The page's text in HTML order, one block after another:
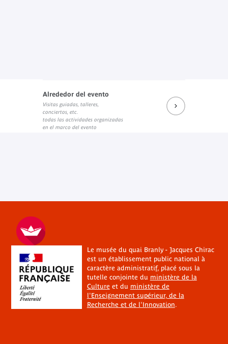
Alrededor del evento
Visitas guiadas, talleres,
conciertos, etc.
todas las actividades organizadas
en el marco del evento
Le musée du quai Branly - Jacques Chirac
est un établissement public national à
caractère administratif, placé sous la
tutelle conjointe du ministère de la
Cultureet du ministère de
l'Enseignement supérieur, de la
Recherche et de l'Innovation.